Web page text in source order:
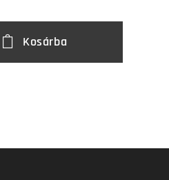
Kosárba